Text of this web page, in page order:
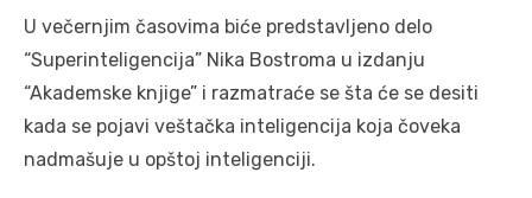
U večernjim časovima biće predstavljeno delo
“Superinteligencija” Nika Bostroma u izdanju
“Akademske knjige” i razmatraće se šta će se desiti
kada se pojavi veštačka inteligencija koja čoveka
nadmašuje u opštoj inteligenciji.